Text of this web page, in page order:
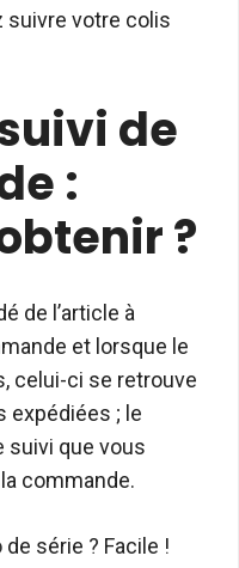
suivre votre colis
de
:
?
de l’article à
et lorsque le
celui-ci se retrouve
expédiées ; le
suivi que vous
commande.
série ? Facile !